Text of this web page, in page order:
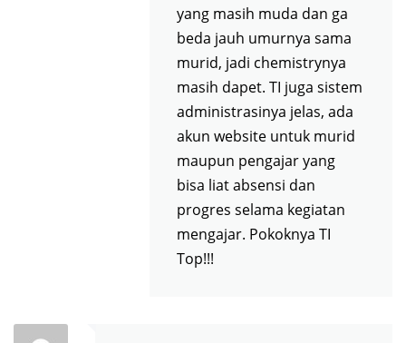
yang masih muda dan ga
beda jauh umurnya sama
murid, jadi chemistrynya
masih dapet. TI juga sistem
administrasinya jelas, ada
akun website untuk murid
maupun pengajar yang
bisa liat absensi dan
progres selama kegiatan
mengajar. Pokoknya TI
Top!!!